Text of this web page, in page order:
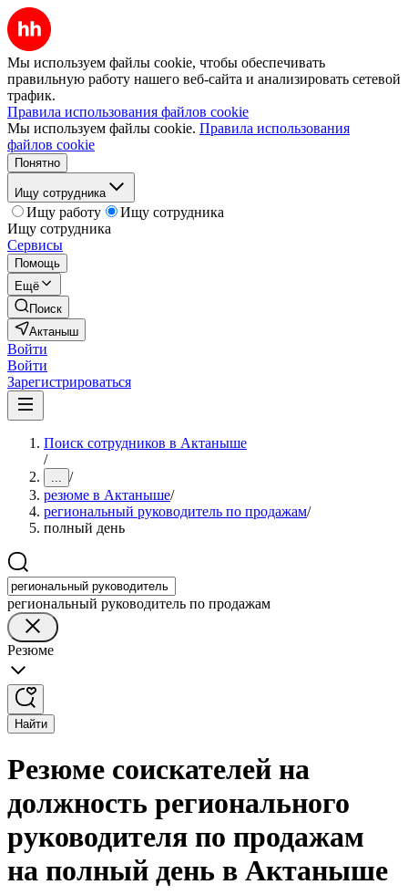
Мы используем файлы cookie, чтобы обеспечивать
правильную работу нашего веб-сайта и анализировать сетевой
трафик.
Правила использования файлов cookie
Мы используем файлы cookie. Правила использования
файлов cookie
Понятно
Ищу сотрудника
Ищу работу
Ищу сотрудника
Ищу сотрудника
Сервисы
Помощь
Ещё
Поиск
Актаныш
Войти
Войти
Зарегистрироваться
Поиск сотрудников в Актаныше
/
... /
резюме в Актаныше/
региональный руководитель по продажам/
полный день
региональный руководитель по продажам
Резюме
Найти
Резюме соискателей на
должность регионального
руководителя по продажам
на полный день в Актаныше